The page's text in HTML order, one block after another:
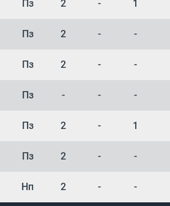
Пз 2 - 1
Пз 2 - -
Пз 2 - -
Пз - - -
Пз 2 - 1
Пз 2 - -
Нп 2 - -